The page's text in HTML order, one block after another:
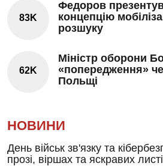
83K
Федоров
концепцію
розшуку
62K
Міністр оборони
«попередження»
Польщі
НОВИНИ
День військ зв'язку та
прозі, віршах та яскравих